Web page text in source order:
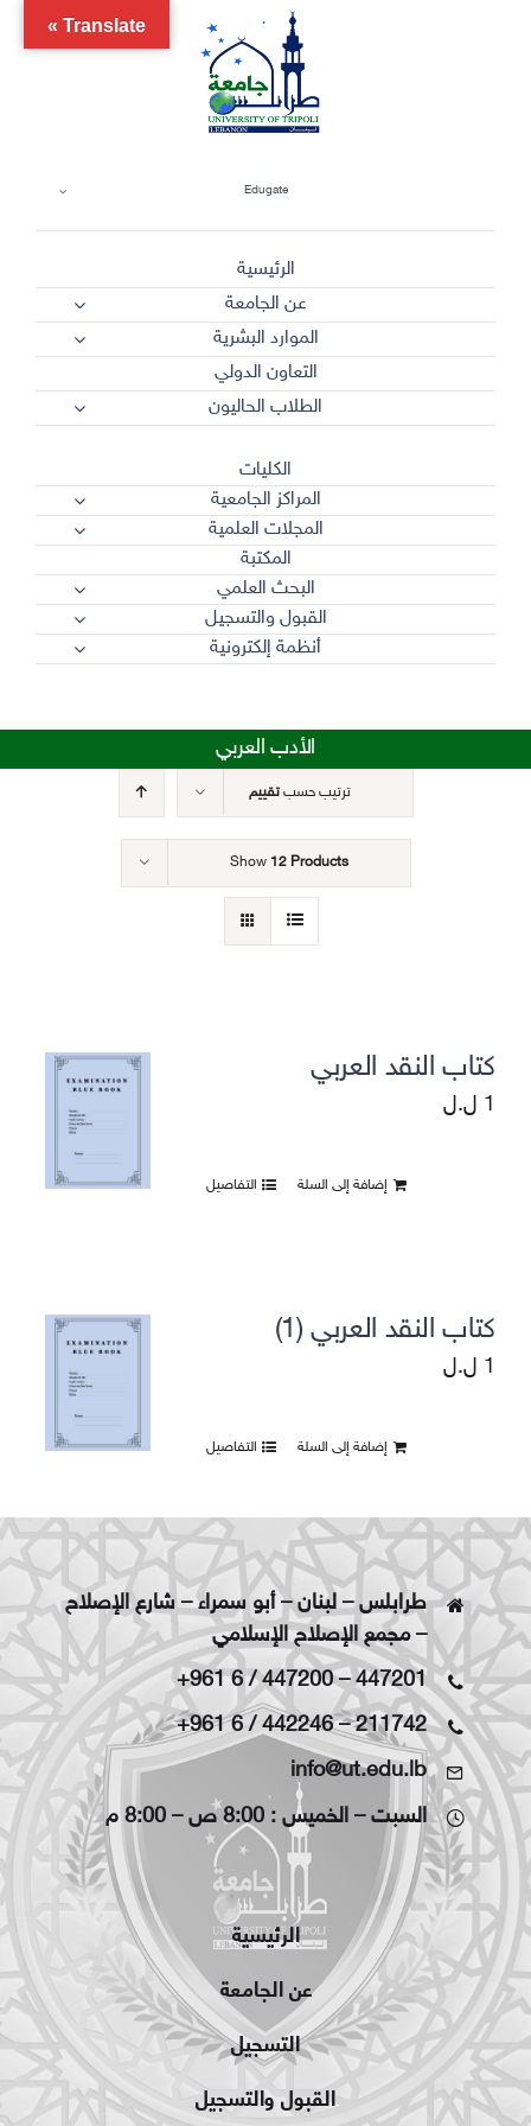
Edugate
الرئيسية
عن الجامعة
الموارد البشرية
التعاون الدولي
الطلاب الحاليون
الكليات
المراكز الجامعية
المجلات العلمية
المكتبة
البحث العلمي
القبول والتسجيل
أنظمة إلكترونية
الأدب العربي
ترتيب حسبتقييم
Show 12 Products
كتاب النقد العربي
1 ل.ل
إضافة إلى السلة التفاصيل
كتاب النقد العربي (1)
1 ل.ل
إضافة إلى السلة التفاصيل
طرابلس – لبنان – أبو سمراء – شارع الإصلاح
– مجمع الإصلاح الإسلامي
+961 6 / 447200–447201
+961 6 / 442246–211742
info@ut.edu.lb
السبت – الخميس : 8:00 ص – 8:00 م
الرئيسية
عن الجامعة
التسجيل
القبول والتسجيل
Translate »